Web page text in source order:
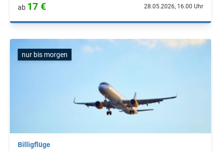
ab 17 € 28.05.2026, 16.00 Uhr
nur bis morgen
Billigflüge